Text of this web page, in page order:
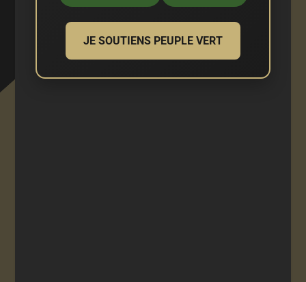
JE SOUTIENS PEUPLE VERT